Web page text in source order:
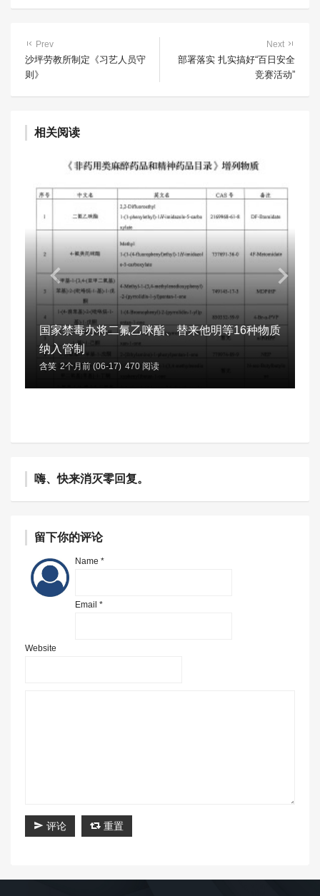
Prev
沙坪劳教所制定《习艺人员守
则》
Next
部署落实 扎实搞好“百日安全
竞赛活动”
相关阅读
国家禁毒办将二氟乙咪酯、替来他明等16种物质
纳入管制
含笑 2个月前 (06-17) 470 阅读
嗨、快来消灭零回复。
留下你的评论
Name *
Email *
Website
评论 重置